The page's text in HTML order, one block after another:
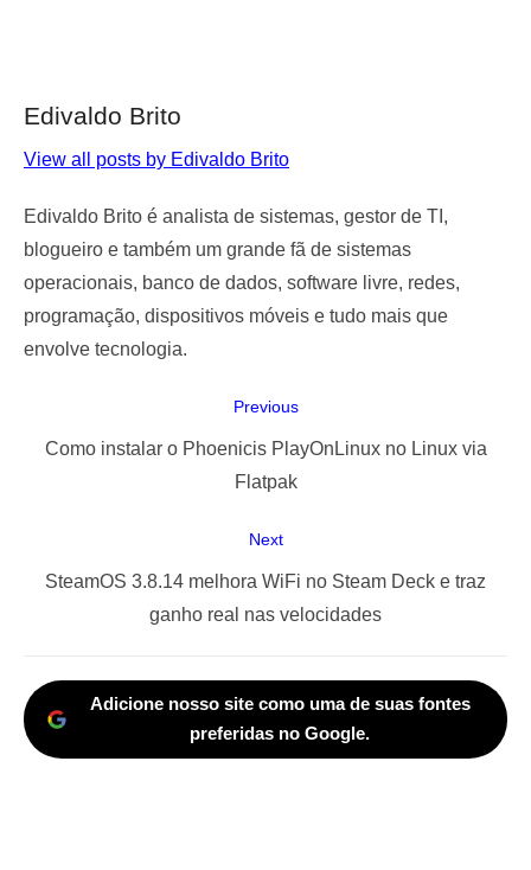
Edivaldo Brito
View all posts by Edivaldo Brito
Edivaldo Brito é analista de sistemas, gestor de TI,
blogueiro e também um grande fã de sistemas
operacionais, banco de dados, software livre, redes,
programação, dispositivos móveis e tudo mais que
envolve tecnologia.
de
Previous
Previous
Como instalar o Phoenicis PlayOnLinux no Linux via
Flatpak
Next
Next
SteamOS 3.8.14 melhora WiFi no Steam Deck e traz
ganho real nas velocidades
Adicione nosso site como uma de suas fontes
preferidas no Google.